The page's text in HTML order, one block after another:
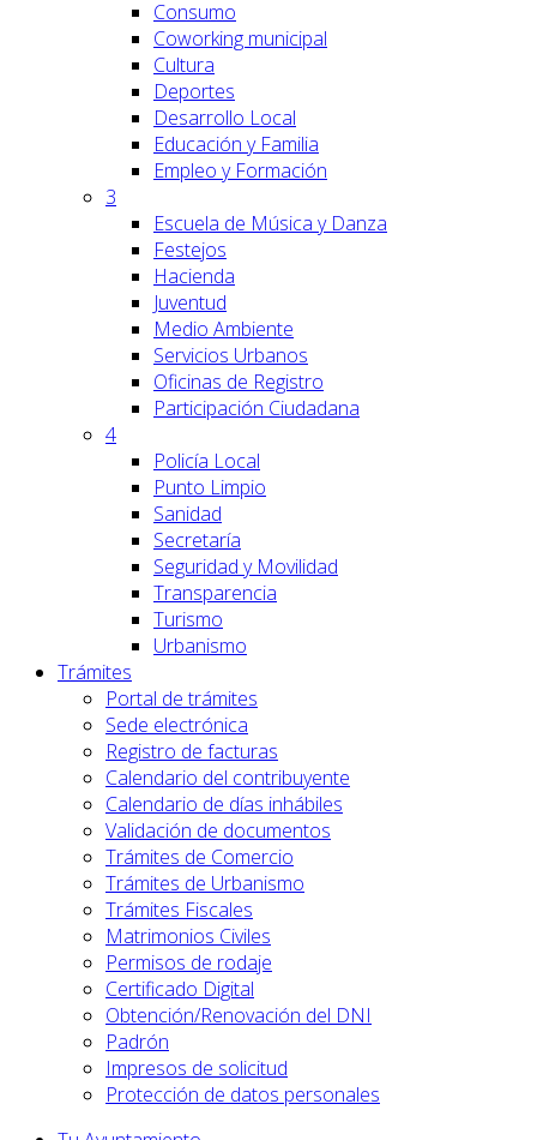
Consumo
Coworking municipal
Cultura
Deportes
Desarrollo Local
Educación y Familia
Empleo y Formación
3
Escuela de Música y Danza
Festejos
Hacienda
Juventud
Medio Ambiente
Servicios Urbanos
Oficinas de Registro
Participación Ciudadana
4
Policía Local
Punto Limpio
Sanidad
Secretaría
Seguridad y Movilidad
Transparencia
Turismo
Urbanismo
Trámites
Portal de trámites
Sede electrónica
Registro de facturas
Calendario del contribuyente
Calendario de días inhábiles
Validación de documentos
Trámites de Comercio
Trámites de Urbanismo
Trámites Fiscales
Matrimonios Civiles
Permisos de rodaje
Certificado Digital
Obtención/Renovación del DNI
Padrón
Impresos de solicitud
Protección de datos personales